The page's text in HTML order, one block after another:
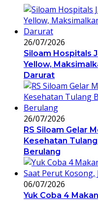
26/07/2026
Siloam Hospitals
Yellow,
Darurat
26/07/2026
RS Siloam Gelar
Kesehatan
Berulang
06/07/2026
Yuk Coba 4